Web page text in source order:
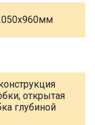
открытая
глубиной